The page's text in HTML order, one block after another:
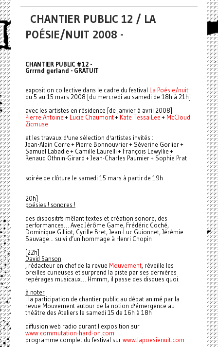
CHANTIER PUBLIC 12 / LA
POÉSIE/NUIT 2008 -
CHANTIER PUBLIC #12 -
Grrrnd gerland - GRATUIT
exposition collective dans le cadre du festival La Poésie/nuit
du 5 au 15 mars 2008 [du mercredi au samedi de 18h à 21h]
avec les artistes en résidence [de janvier à avril 2008]
Pierre Antoine+ Lucie Chaumont+ Kate Tessa Lee+ McCloud
Zicmuse
et les travaux d'une sélection d'artistes invités :
Jean-Alain Corre + Pierre Bonnouvrier + Séverine Gorlier +
Samuel Labadie + Camille Laurelli + François Lewyllie +
Renaud Othnin-Girard + Jean-Charles Paumier + Sophie Prat
soirée de clôture le samedi 15 mars à partir de 19h
20h]
poésies ! sonores !
des dispositifs mêlant textes et création sonore, des
performances… Avec Jérôme Game, Frédéric Coché,
Dominique Gilliot, Cyrille Bret, Jean-Luc Guionnet, Jérémie
Sauvage... suivi d’un hommage à Henri Chopin
[22h]
David Sanson
, rédacteur en chef de la revue Mouvement, réveille les
oreilles curieuses et surprend la piste par ses dernières
repérages musicaux… Hmmm, il passe des disques quoi.
à noter
: la participation de chantier public au débat animé par la
revue Mouvement autour de la notion d'émergence au
théâtre des Ateliers le samedi 15 de 16h à 18h
diffusion web radio durant l'exposition sur
www.commutation-hard-on.com
programme complet du festival surwww.lapoesienuit.com